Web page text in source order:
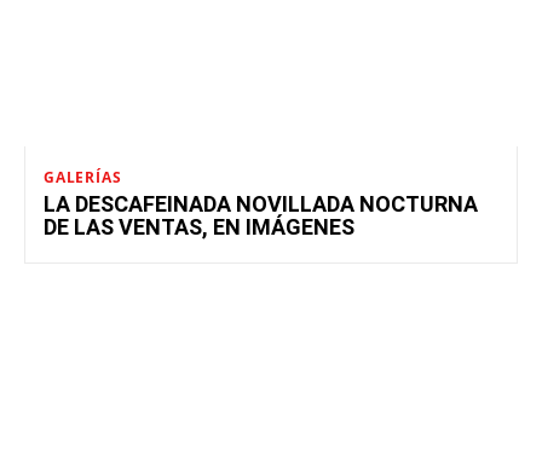
GALERÍAS
LA DESCAFEINADA NOVILLADA NOCTURNA
DE LAS VENTAS, EN IMÁGENES